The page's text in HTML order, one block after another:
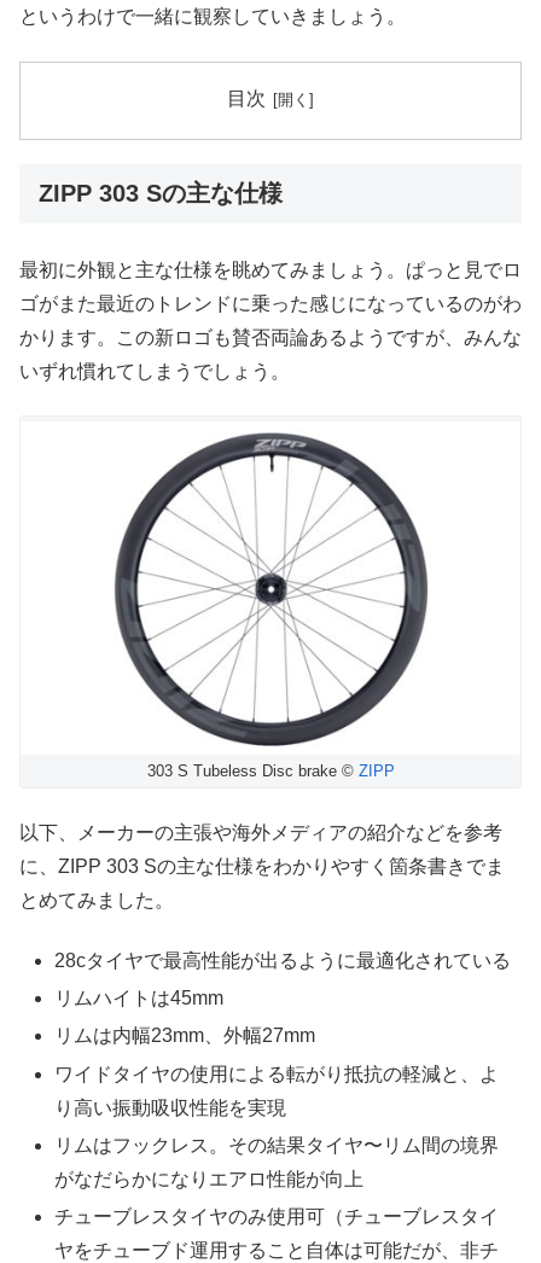
というわけで一緒に観察していきましょう。
目次
ZIPP 303 Sの主な仕様
最初に外観と主な仕様を眺めてみましょう。ぱっと見でロ
ゴがまた最近のトレンドに乗った感じになっているのがわ
かります。この新ロゴも賛否両論あるようですが、みんな
いずれ慣れてしまうでしょう。
303 S Tubeless Disc brake © ZIPP
以下、メーカーの主張や海外メディアの紹介などを参考
に、ZIPP 303 Sの主な仕様をわかりやすく箇条書きでま
とめてみました。
28cタイヤで最高性能が出るように最適化されている
リムハイトは45mm
リムは内幅23mm、外幅27mm
ワイドタイヤの使用による転がり抵抗の軽減と、よ
り高い振動吸収性能を実現
リムはフックレス。その結果タイヤ〜リム間の境界
がなだらかになりエアロ性能が向上
チューブレスタイヤのみ使用可（チューブレスタイ
ヤをチューブド運用すること自体は可能だが、非チ